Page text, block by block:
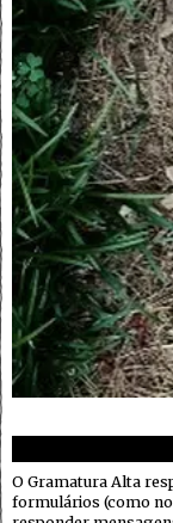
O Gramatura Alta
formulários (como